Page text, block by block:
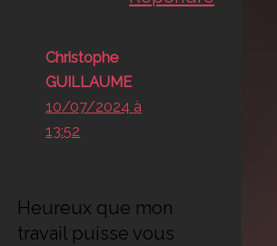
Christophe
GUILLAUME
10/07/2024 à
13:52
Heureux que mon
travail puisse vous